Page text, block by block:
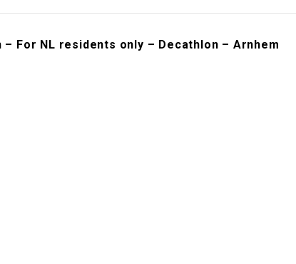
For NL residents only – Decathlon – Arnhem